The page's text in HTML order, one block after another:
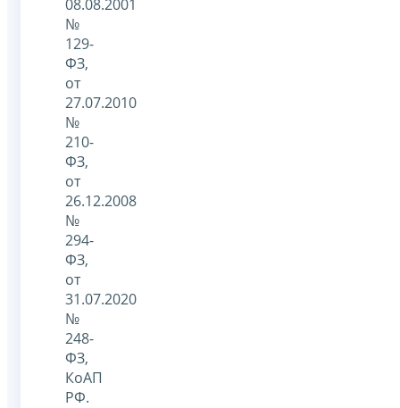
08.08.2001
№
129-
ФЗ,
от
27.07.2010
№
210-
ФЗ,
от
26.12.2008
№
294-
ФЗ,
от
31.07.2020
№
248-
ФЗ,
КоАП
РФ.